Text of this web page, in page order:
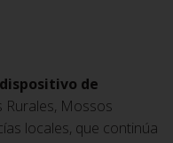
dispositivo de
Rurales, Mossos
locales, que continúa